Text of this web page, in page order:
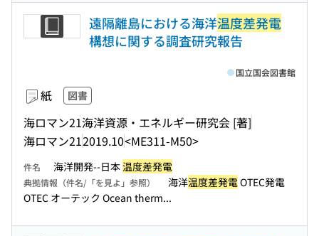
遠隔離島における海洋温度差発電
構想に関する調査研究報告
紙 図書
海ロマン21海洋資源・エネルギー研究会 [著]
海ロマン212019.10<ME311-M50>
国立国会図書館
件名 海洋開発--日本温度差発電
典拠情報（件名/「を見よ」参照） 海洋温度差発電OTEC発電
OTEC オーテック Ocean therm...